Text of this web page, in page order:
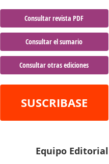
Consultar revista PDF
Consultar el sumario
Consultar otras ediciones
SUSCRIBASE
Equipo Editorial